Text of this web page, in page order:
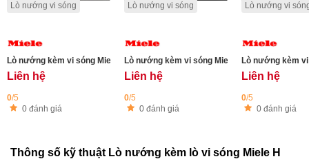
Lò nướng vi sóng
Lò nướng kèm vi sóng Miele H 7640 BM GRGR - 43L
Liên hệ
0/5
0 đánh giá
Lò nướng vi sóng
Lò nướng kèm vi sóng Miele H 7640 BM OBSW
Liên hệ
0/5
0 đánh giá
Lò nướng vi
Lò nướng kèm vi
Liên hệ
0/5
0 đánh giá
Thông số kỹ thuật Lò nướng kèm lò vi sóng Miele H